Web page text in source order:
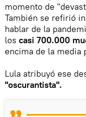
momento de
También se refirió
hablar de la
los casi 700.000
encima de la media
Lula atribuyó ese
"oscurantista".